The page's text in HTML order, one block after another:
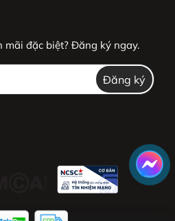
mãi đặc biệt? Đăng ký ngay.
Đăng ký